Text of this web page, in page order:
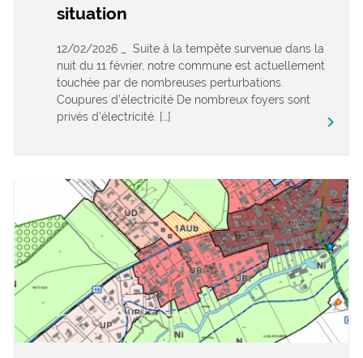
situation
12/02/2026 _ Suite à la tempête survenue dans la
nuit du 11 février, notre commune est actuellement
touchée par de nombreuses perturbations.
Coupures d’électricité De nombreux foyers sont
privés d’électricité. […]
keyboard_arrow_right